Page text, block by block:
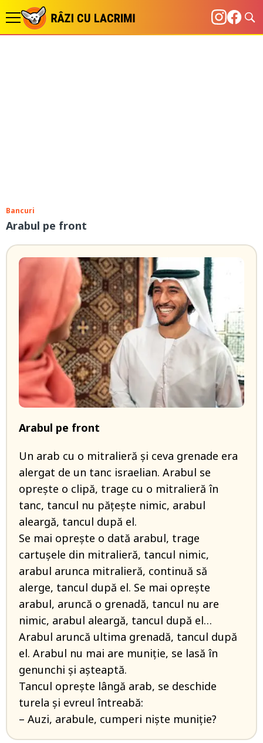
Bancuri
Arabul pe front
Arabul pe front
Un arab cu o mitralieră și ceva grenade era
alergat de un tanc israelian. Arabul se
oprește o clipă, trage cu o mitralieră în
tanc, tancul nu pățește nimic, arabul
aleargă, tancul după el.
Se mai oprește o dată arabul, trage
cartușele din mitralieră, tancul nimic,
arabul arunca mitralieră, continuă să
alerge, tancul după el. Se mai oprește
arabul, aruncă o grenadă, tancul nu are
nimic, arabul aleargă, tancul după el…
Arabul aruncă ultima grenadă, tancul după
el. Arabul nu mai are muniție, se lasă în
genunchi și așteaptă.
Tancul oprește lângă arab, se deschide
turela și evreul întreabă:
– Auzi, arabule, cumperi niște muniție?